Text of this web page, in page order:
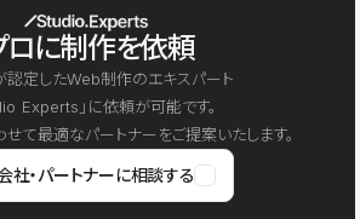
ロに制作を依頼
定したWeb制作のエキスパート
Experts」に依頼が可能です。
て最適なパートナーをご提案いたします。
社・パートナーに相談する